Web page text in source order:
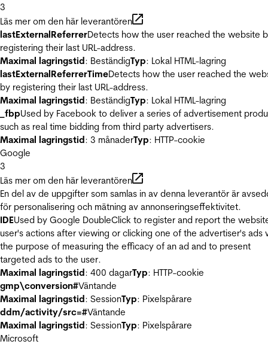
3
Läs mer om den här leverantören
lastExternalReferrerDetects how the user reached the website
registering their last URL-address.
Maximal lagringstid: BeständigTyp: Lokal HTML-lagring
lastExternalReferrerTimeDetects how the user reached the
by registering their last URL-address.
Maximal lagringstid: BeständigTyp: Lokal HTML-lagring
_fbpUsed by Facebook to deliver a series of advertisement
such as real time bidding from third party advertisers.
Maximal lagringstid: 3 månaderTyp: HTTP-cookie
Google
3
Läs mer om den här leverantören
En del av de uppgifter som samlas in av denna leverantör är
för personalisering och mätning av annonseringseffektivitet.
IDEUsed by Google DoubleClick to register and report the
user's actions after viewing or clicking one of the advertiser's ads
the purpose of measuring the efficacy of an ad and to present
targeted ads to the user.
Maximal lagringstid: 400 dagarTyp: HTTP-cookie
gmp\conversion#Väntande
Maximal lagringstid: SessionTyp: Pixelspårare
ddm/activity/src=#Väntande
Maximal lagringstid: SessionTyp: Pixelspårare
Microsoft